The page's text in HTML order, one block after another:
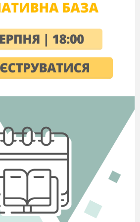
Якою буває вода в
буде?
Як дбайливо ставитися до
Як берегти воду вдома?
ЗИМОВА МОЗАЇКА
«Чи кожна пташина у вирій
Як цікаво проводити час
ТАЄМНИЦІ КОСМОСУ
Що можна побачити в
Що таке Сонце?
Чи може день «наздогнати»
Чи можливе на Землі життя